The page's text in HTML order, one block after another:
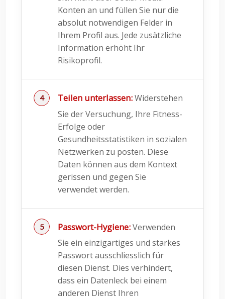
Konten an und füllen Sie nur die
absolut notwendigen Felder in
Ihrem Profil aus. Jede zusätzliche
Information erhöht Ihr
Risikoprofil.
Teilen unterlassen:Widerstehen
Sie der Versuchung, Ihre Fitness-
Erfolge oder
Gesundheitsstatistiken in sozialen
Netzwerken zu posten. Diese
Daten können aus dem Kontext
gerissen und gegen Sie
verwendet werden.
Passwort-Hygiene:Verwenden
Sie ein einzigartiges und starkes
Passwort ausschliesslich für
diesen Dienst. Dies verhindert,
dass ein Datenleck bei einem
anderen Dienst Ihren